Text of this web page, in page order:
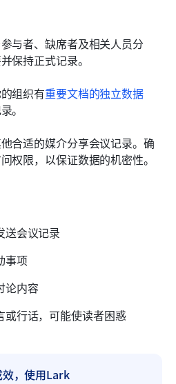
与者、缺席者及相关人员分
保持正式记录。
组织有重要文档的独立数据
。
合适的媒介分享会议记录。确
权限，以保证数据的机密性。
送会议记录
事项
论内容
或行话，可能使读者困惑
，使用Lark